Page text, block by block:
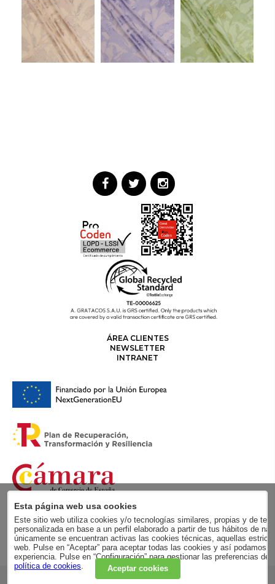
ÁREA CLIENTES
NEWSLETTER
INTRANET
Esta página web usa cookies
Este sitio web utiliza cookies y/o tecnologías similares, propias y de
personalizada en base a un perfil elaborado a partir de tus hábitos de
únicamente se encuentran activas las cookies técnicas, aquellas
web. Pulse en “Aceptar” para aceptar todas las cookies y así podamos
experiencia. Pulse en “Configuración” para gestionar las preferencias
política de cookies. Aceptar cookies